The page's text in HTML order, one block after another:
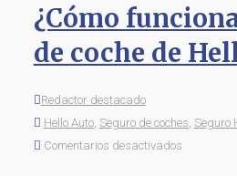
¿Cómo
de coche de
Redactor destacado
Hello Auto, Seguro de coches Seguro
Comentarios desactivados